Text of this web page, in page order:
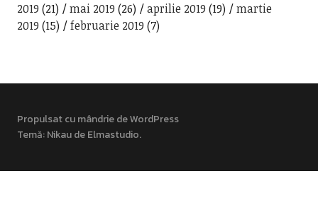
2019 (21) mai 2019 (26) aprilie 2019 (19)
martie
2019 (15) februarie 2019 (7)
Propulsat cu mândrie de WordPress
Temă: Nikau deElmastudio.